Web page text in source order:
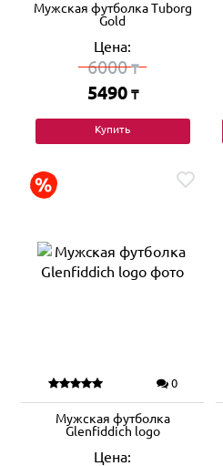
Мужская футболка Tuborg
Gold
Цена:
6000₸
5490 ₸
Купить
0
Мужская футболка
Glenfiddich logo
Цена: